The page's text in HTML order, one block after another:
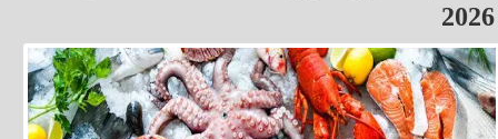
2026